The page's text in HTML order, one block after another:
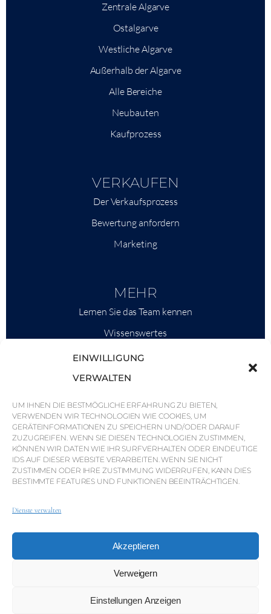
EINWILLIGUNG
VERWALTEN
UM IHNEN DIE BESTMÖGLICHE ERFAHRUNG ZU BIETEN,
VERWENDEN WIR TECHNOLOGIEN WIE COOKIES, UM
GERÄTEINFORMATIONEN ZU SPEICHERN UND/ODER DARAUF
ZUZUGREIFEN. WENN SIE DIESEN TECHNOLOGIEN ZUSTIMMEN,
KÖNNEN WIR DATEN WIE IHR SURFVERHALTEN ODER EINDEUTIGE
IDS AUF DIESER WEBSITE VERARBEITEN. WENN SIE NICHT
ZUSTIMMEN ODER IHRE ZUSTIMMUNG WIDERRUFEN, KANN DIES
BESTIMMTE FEATURES UND FUNKTIONEN BEEINTRÄCHTIGEN.
Dienste verwalten
Akzeptieren
Verweigern
Einstellungen Anzeigen
Zentrale Algarve
Ostalgarve
Westliche Algarve
Außerhalb der Algarve
Alle Bereiche
Neubauten
Kaufprozess
VERKAUFEN
Der Verkaufsprozess
Bewertung anfordern
Marketing
MEHR
Lernen Sie das Team kennen
Wissenswertes
Savills
Marktinformationen
Nachrichten & Veranstaltungen
Karten der Region
Gemeinschaft
Karriere
Alle Rechte vorbehalten 2026.
DatenschutzerklärungImpressumAGB
Whistleblowing-Kanal
© QP Savills – Mills & Mills Lda. Alle Rechte vorbehalten.